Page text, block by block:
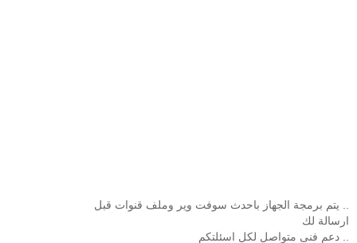
.. يتم برمجة الجهاز باحدث سوفت وير وملف قنوات قبل
ارسالة لك
.. دعم فنى متواصل لكل اسئلتكم